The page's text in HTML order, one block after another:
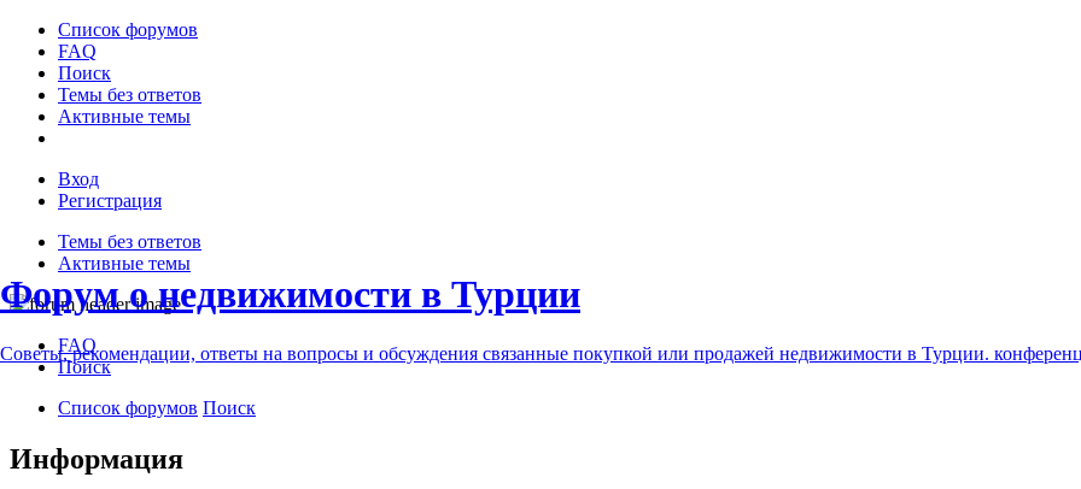
Список форумов
FAQ
Поиск
Темы без ответов
Активные темы
Вход
Регистрация
Темы без ответов
Активные темы
Форум о недвижимости в Турции
Советы, рекомендации, ответы на вопросы и обсуждения связанные покупкой или продажей недвижимости в Турции.
FAQ
Поиск
Список форумов Поиск
Информация